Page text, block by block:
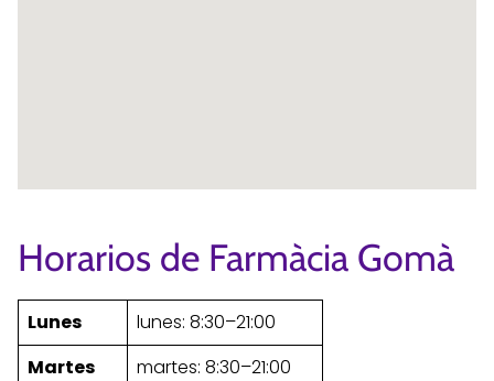
Horarios de Farmàcia Gomà
Lunes
lunes: 8:30–21:00
Martes
martes: 8:30–21:00